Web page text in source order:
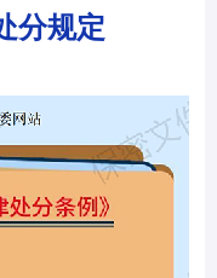
分规定